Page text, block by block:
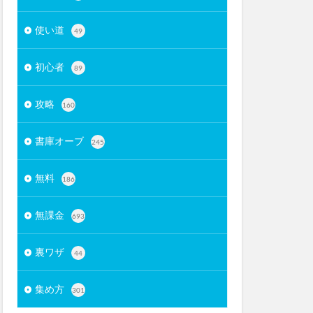
使い道 49
初心者 89
攻略 160
書庫オーブ 245
無料 186
無課金 693
裏ワザ 44
集め方 301